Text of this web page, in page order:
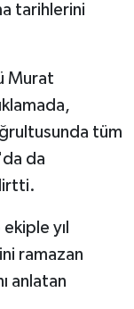
tarihlerini
Murat
tüm
da
yıl
ramazan
anlatan